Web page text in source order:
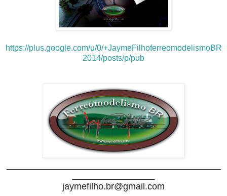
https://plus.google.com/u/0/+JaymeFilhoferreomodelismoBR
2014/posts/p/pub
jaymefilho.br@gmail.com